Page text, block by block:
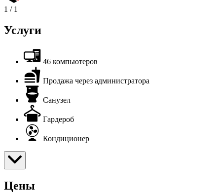
1 / 1
Услуги
46 компьютеров
Продажа через администратора
Санузел
Гардероб
Кондиционер
Цены